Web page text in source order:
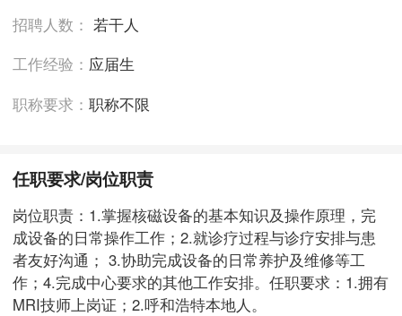
招聘人数：若干人
工作经验： 应届生
职称要求：职称不限
任职要求/岗位职责
岗位职责：1.掌握核磁设备的基本知识及操作原理，完
成设备的日常操作工作；2.就诊疗过程与诊疗安排与患
者友好沟通； 3.协助完成设备的日常养护及维修等工
作；4.完成中心要求的其他工作安排。任职要求：1.拥有
MRI技师上岗证；2.呼和浩特本地人。